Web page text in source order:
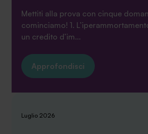
Mettiti alla prova con cinque
cominciamo! 1.
un credito d’im...
Approfondisci
Luglio 2026